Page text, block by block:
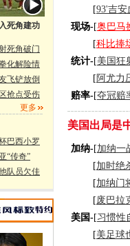
死角建功
死角破门
化解险情
飞铲放倒
抢点受伤
更多
巴西小罗
“传奇”
队员欠佳
[93'吉安
现场-[奥巴马
[科比捧
统计-[美国狂
[ 阿尤力
赔率-[夺冠赔
美国出局是
加纳-[加纳一
[加时绝
[加纳门
[废巴拉
美国-[习惯性
[美足球